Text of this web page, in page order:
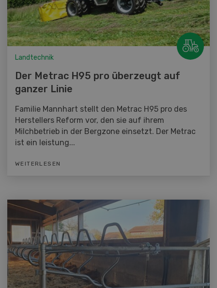
Landtechnik
Der Metrac H95 pro überzeugt auf
ganzer Linie
Familie Mannhart stellt den Metrac H95 pro des
Herstellers Reform vor, den sie auf ihrem
Milchbetrieb in der Bergzone einsetzt. Der Metrac
ist ein leistung...
WEITERLESEN